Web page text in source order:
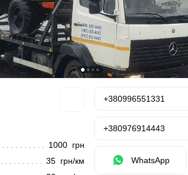
1000 грн
35 грн/км
+380996551331
+380976914443
WhatsApp